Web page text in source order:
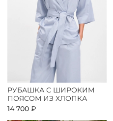
РУБАШКА С ШИРОКИМ
ПОЯСОМ ИЗ ХЛОПКА
14 700 ₽